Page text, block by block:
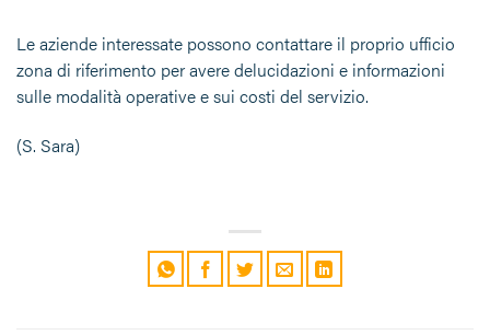
Le aziende interessate possono contattare il proprio ufficio
zona di riferimento per avere delucidazioni e informazioni
sulle modalità operative e sui costi del servizio.
(S. Sara)